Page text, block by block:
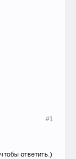
#1
ответить.)